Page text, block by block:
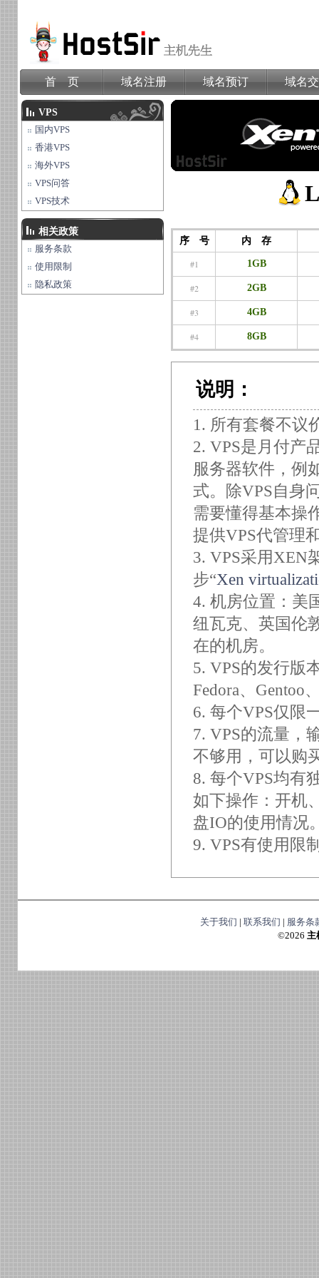
首 页 域名注册 域名预订 域名
VPS
国内VPS
香港VPS
海外VPS
VPS问答
VPS技术
相关政策
服务条款
使用限制
隐私政策
序 号 内 存
#1 1GB
#2 2GB
#3 4GB
#4 8GB
说明：
1. 所有套餐不议
2. VPS是月付产
服务器软件，例
式。除VPS自身
需要懂得基本操
提供VPS代管理
3. VPS采用XEN
步“Xen
4. 机房位置：美
纽瓦克、英国伦
在的机房。
5. VPS的发行版
Fedora、Gentoo
6. 每个VPS仅限
7. VPS的流量，
不够用，可以购
8. 每个VPS均有
如下操作：开机
盘IO的使用情况
9. VPS有使用限
关于我们 | 联系我们 | 服务条
©2026 主